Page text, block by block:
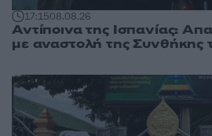
17:1508.08.26
Αντίποινα της Ισπανίας:
με αναστολή της Συνθήκης